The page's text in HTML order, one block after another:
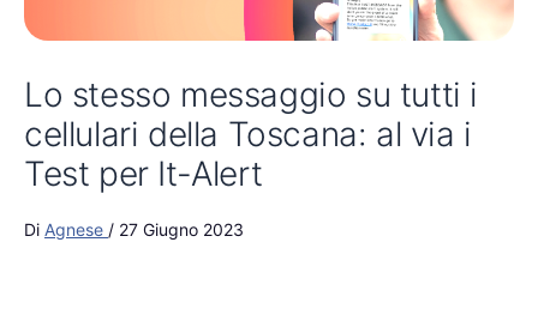
Lo stesso messaggio su tutti i
cellulari della Toscana: al via i
Test per It-Alert
Di Agnese / 27 Giugno 2023